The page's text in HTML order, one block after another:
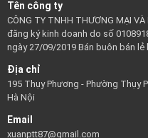
Tên công ty
CÔNG TY TNHH THƯƠNG MẠI
đăng ký kinh doanh do số
ngày 27/09/2019 Bán buôn bán
Địa chỉ
195 Thụy Phương - Phường Thụy
Hà Nội
Email
xuanptt87@gmail.com